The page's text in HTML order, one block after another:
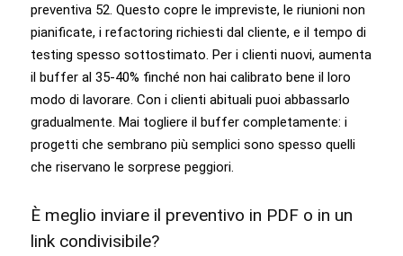
preventiva 52. Questo copre le impreviste, le riunioni non
pianificate, i refactoring richiesti dal cliente, e il tempo di
testing spesso sottostimato. Per i clienti nuovi, aumenta
il buffer al 35-40% finché non hai calibrato bene il loro
modo di lavorare. Con i clienti abituali puoi abbassarlo
gradualmente. Mai togliere il buffer completamente: i
progetti che sembrano più semplici sono spesso quelli
che riservano le sorprese peggiori.
È meglio inviare il preventivo in PDF o in un
link condivisibile?